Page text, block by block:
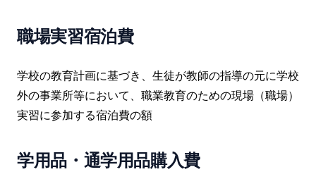
職場実習宿泊費
学校の教育計画に基づき、生徒が教師の指導の元に学校
外の事業所等において、職業教育のための現場（職場）
実習に参加する宿泊費の額
学用品・通学用品購入費